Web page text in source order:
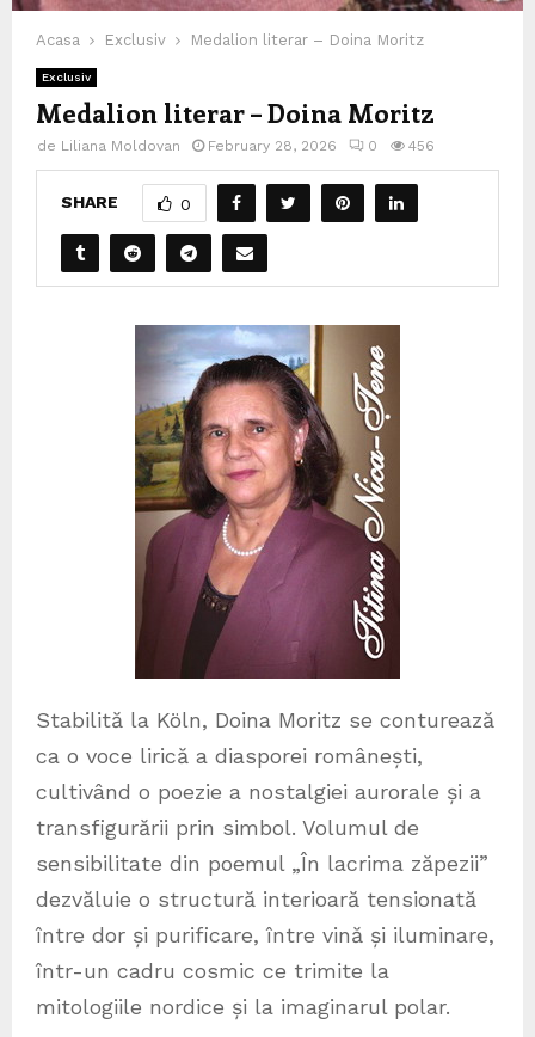
Acasa Exclusiv Medalion literar – Doina Moritz
Exclusiv
Medalion literar – Doina Moritz
de Liliana Moldovan February 28, 2026 0 456
SHARE 0
Stabilită la Köln, Doina Moritz se conturează
ca o voce lirică a diasporei românești,
cultivând o poezie a nostalgiei aurorale și a
transfigurării prin simbol. Volumul de
sensibilitate din poemul „În lacrima zăpezii”
dezvăluie o structură interioară tensionată
între dor și purificare, între vină și iluminare,
într-un cadru cosmic ce trimite la
mitologiile nordice și la imaginarul polar.